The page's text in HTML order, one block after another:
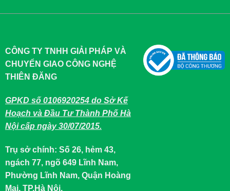
CÔNG TY TNHH GIẢI PHÁP VÀ
CHUYỂN GIAO CÔNG NGHỆ
THIÊN ĐĂNG
GPKD số 0106920254 do Sở Kế
Hoạch và Đầu Tư Thành Phố Hà
Nội cấp ngày 30/07/2015.
Trụ sở chính: Số 26, hẻm 43,
ngách 77, ngõ 649 Lĩnh Nam,
Phường Lĩnh Nam, Quận Hoàng
Mai, TP.Hà Nội.